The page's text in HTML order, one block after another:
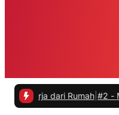
dari Rumah |#2 -